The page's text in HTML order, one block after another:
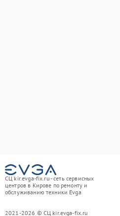
СЦ kir.evga-fix.ru - сеть сервисных
центров в Кирове по ремонту и
обслуживанию техники Evga
2021-2026 © СЦ kir.evga-fix.ru